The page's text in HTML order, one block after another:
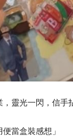
，靈光一閃，信手
當盒裝感想」